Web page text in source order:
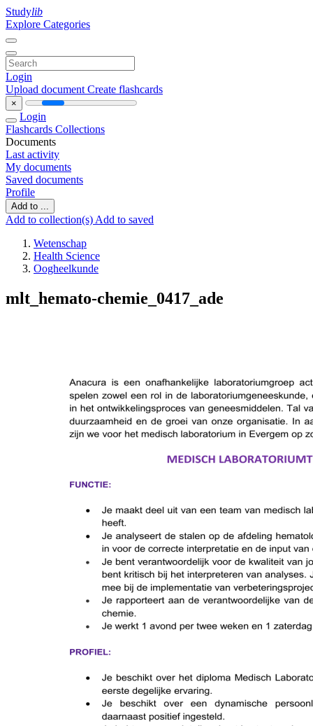
Studylib
Explore Categories
Login
Upload document Create flashcards
×
Login
Flashcards Collections
Documents
Last activity
My documents
Saved documents
Profile
Add to ...
Add to collection(s) Add to saved
Wetenschap
Health Science
Oogheelkunde
mlt_hemato-chemie_0417_ade